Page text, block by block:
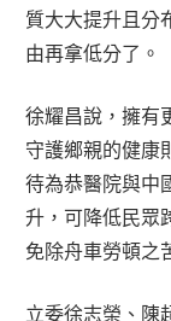
質大大提升且分
由再拿低分了。
徐耀昌說，擁有
守護鄉親的健康
待為恭醫院與中
升，可降低民眾
免除舟車勞頓之
立委徐志榮、陳